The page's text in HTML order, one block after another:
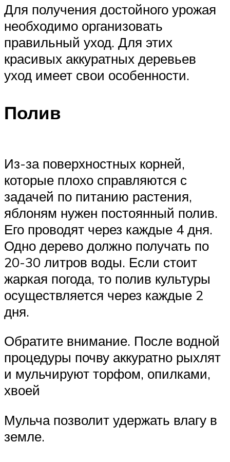
Для получения достойного урожая
необходимо организовать
правильный уход. Для этих
красивых аккуратных деревьев
уход имеет свои особенности.
Полив
Из-за поверхностных корней,
которые плохо справляются с
задачей по питанию растения,
яблоням нужен постоянный полив.
Его проводят через каждые 4 дня.
Одно дерево должно получать по
20-30 литров воды. Если стоит
жаркая погода, то полив культуры
осуществляется через каждые 2
дня.
Обратите внимание. После водной
процедуры почву аккуратно рыхлят
и мульчируют торфом, опилками,
хвоей
Мульча позволит удержать влагу в
земле.